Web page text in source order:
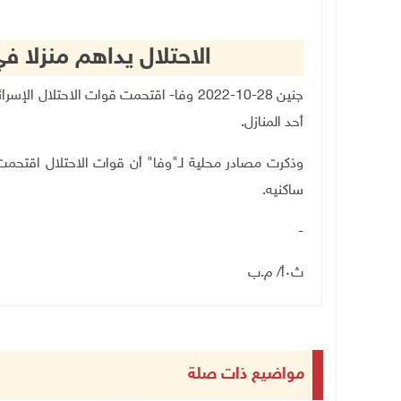
الاحتلال يداهم منزلا
جنين 28-10-2022 وفا- اقتحمت قوات
أحد المنازل.
وذكرت مصادر محلية لـ"وفا" أن قوات الاحتلال
ساكنيه.
-
ث٠أ/ م.ب
مواضيع ذات صلة